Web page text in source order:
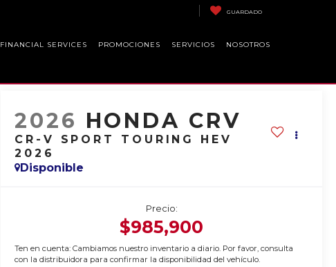
GUARDADO
FINANCIAL SERVICES PROMOCIONES SERVICIOS NOSOTROS
2026 HONDA CRV
CR-V SPORT TOURING HEV
2026
Disponible
Precio:
$985,900
Ten en cuenta: Cambiamos nuestro inventario a diario. Por favor, consulta
con la distribuidora para confirmar la disponibilidad del vehículo.